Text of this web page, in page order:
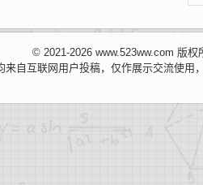
© 2021-2026 www.523ww.com 版
来自互联网用户投稿，仅作展示交流使